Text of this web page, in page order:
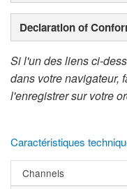
Declaration of
Si l'un des liens ci-
dans votre navigateur,
l'enregistrer sur votre
Caractéristiques
Channels